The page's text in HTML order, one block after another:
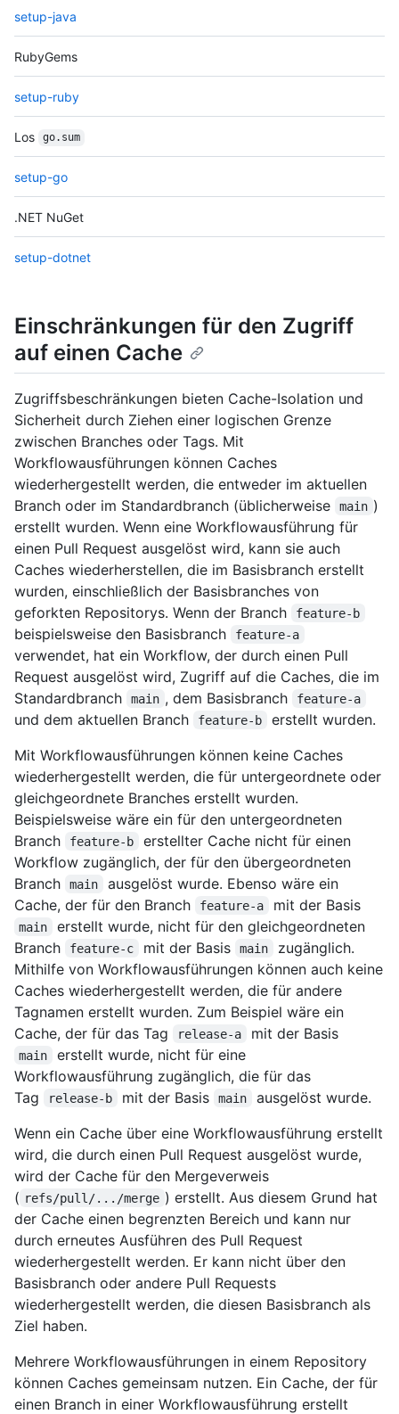
setup-java
RubyGems
setup-ruby
Los go.sum
setup-go
.NET NuGet
setup-dotnet
Einschränkungen für den Zugriff
auf einen Cache
Zugriffsbeschränkungen bieten Cache-Isolation und
Sicherheit durch Ziehen einer logischen Grenze
zwischen Branches oder Tags. Mit
Workflowausführungen können Caches
wiederhergestellt werden, die entweder im aktuellen
Branch oder im Standardbranch (üblicherweise
main )
erstellt wurden. Wenn eine Workflowausführung für
einen Pull Request ausgelöst wird, kann sie auch
Caches wiederherstellen, die im Basisbranch erstellt
wurden, einschließlich der Basisbranches von
geforkten Repositorys. Wenn der Branch
feature-b
beispielsweise den Basisbranch feature-a
verwendet, hat ein Workflow, der durch einen Pull
Request ausgelöst wird, Zugriff auf die Caches, die im
Standardbranch
main , dem Basisbranch feature-a
und dem aktuellen Branch feature-b
erstellt wurden.
Mit Workflowausführungen können keine Caches
wiederhergestellt werden, die für untergeordnete oder
gleichgeordnete Branches erstellt wurden.
Beispielsweise wäre ein für den untergeordneten
Branch
feature-b
erstellter Cache nicht für einen
Workflow zugänglich, der für den übergeordneten
Branch
main
ausgelöst wurde. Ebenso wäre ein
Cache, der für den Branch
feature-a mit der Basis
main
erstellt wurde, nicht für den gleichgeordneten
Branch
feature-c mit der Basis main
zugänglich.
Mithilfe von Workflowausführungen können auch keine
Caches wiederhergestellt werden, die für andere
Tagnamen erstellt wurden. Zum Beispiel wäre ein
Cache, der für das Tag
release-a mit der Basis
main
erstellt wurde, nicht für eine
Workflowausführung zugänglich, die für das
Tag
release-b mit der Basis main
ausgelöst wurde.
Wenn ein Cache über eine Workflowausführung erstellt
wird, die durch einen Pull Request ausgelöst wurde,
wird der Cache für den Mergeverweis
( refs/pull/.../merge ) erstellt. Aus diesem Grund hat
der Cache einen begrenzten Bereich und kann nur
durch erneutes Ausführen des Pull Request
wiederhergestellt werden. Er kann nicht über den
Basisbranch oder andere Pull Requests
wiederhergestellt werden, die diesen Basisbranch als
Ziel haben.
Mehrere Workflowausführungen in einem Repository
können Caches gemeinsam nutzen. Ein Cache, der für
einen Branch in einer Workflowausführung erstellt